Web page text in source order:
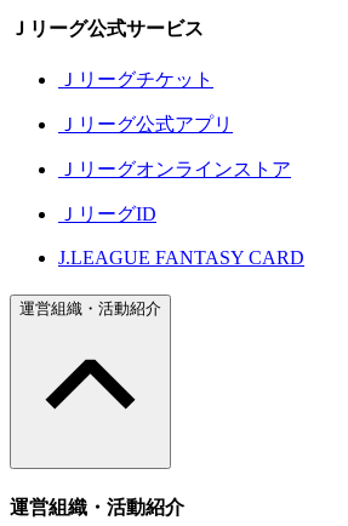
Ｊリーグ公式サービス
Ｊリーグチケット
Ｊリーグ公式アプリ
Ｊリーグオンラインストア
ＪリーグID
J.LEAGUE FANTASY CARD
運営組織・活動紹介
運営組織・活動紹介